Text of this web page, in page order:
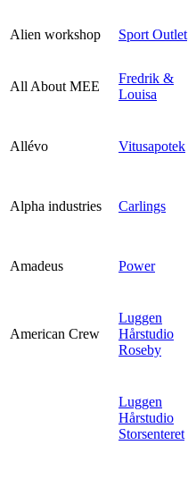
Alien workshop
Sport Outlet
All About MEE
Fredrik &
Louisa
Allévo Vitusapotek
Alpha industries Carlings
Amadeus Power
American Crew
Luggen
Hårstudio
Roseby
Luggen
Hårstudio
Storsenteret